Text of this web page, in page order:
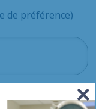
de préférence)